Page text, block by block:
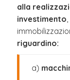
alla
investimento
riguardino:
a)